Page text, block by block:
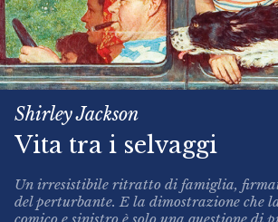
Shirley Jackson
Vita tra i selvaggi
Un irresistibile ritratto di famiglia,
del perturbante. E la dimostrazione che
comico e sinistro è solo una questione di